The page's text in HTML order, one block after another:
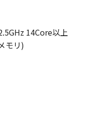
14Core以上
モリ)